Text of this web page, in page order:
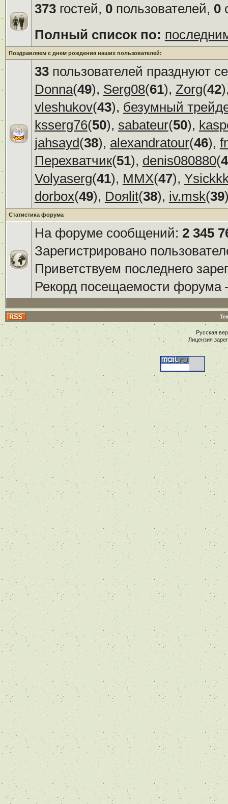
373гостей, 0пользователей, 0
Полный список по:
Поздравляем с днем рождения наших пользователей:
33пользователей празднуют
Donna(49), Serg08(61), Zorg(42
vleshukov(43), безумный
ksserg76(50), sabateur(50),
jahsayd(38), alexandratour(46),
Перехватчик(51), denis080880(
Volyaserg(41), ММХ(47),
dorbox(49), Doяlit(38), iv.msk(39
Статистика форума
На форуме сообщений: 2 345
Зарегистрировано
Приветствуем последнего
Рекорд посещаемости
Русская
Лицензия